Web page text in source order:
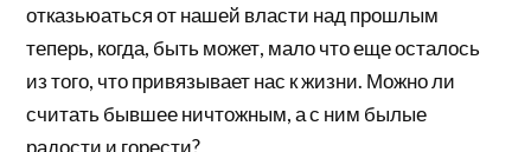
отказьюаться от нашей власти над прошлым
теперь, когда, быть может, мало что еще осталось
из того, что привязывает нас к жизни. Можно ли
считать бывшее ничтожным, а с ним былые
радости и горести?